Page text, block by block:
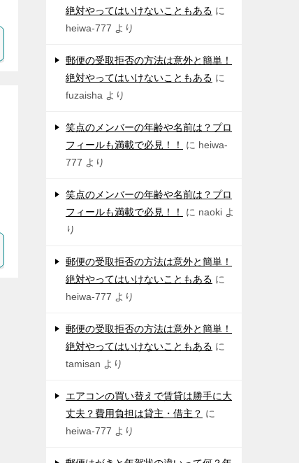
絶対やってはいけないこともある に
heiwa-777 より
郵便の受取拒否の方法は意外と簡単！
絶対やってはいけないこともある に
fuzaisha より
笑点のメンバーの年齢や名前は？プロ
フィールも満載で必見！！
に heiwa-
777 より
笑点のメンバーの年齢や名前は？プロ
フィールも満載で必見！！
に naoki よ
り
郵便の受取拒否の方法は意外と簡単！
絶対やってはいけないこともある に
heiwa-777 より
郵便の受取拒否の方法は意外と簡単！
絶対やってはいけないこともある に
tamisan より
エアコンの買い替えで賃貸は勝手に大
丈夫？費用負担は貸主・借主？ に
heiwa-777 より